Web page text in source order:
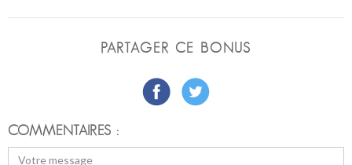
PARTAGER CE BONUS
COMMENTAIRES :